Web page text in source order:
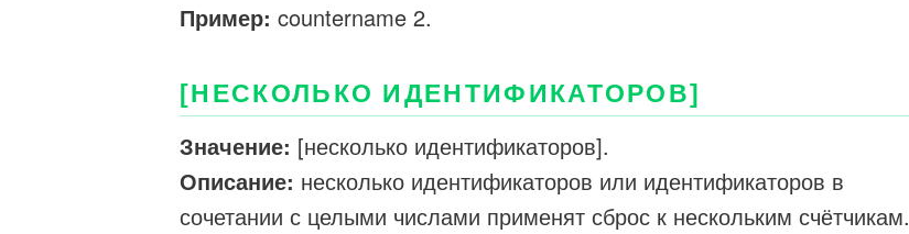
Пример: countername 2.
[НЕСКОЛЬКО ИДЕНТИФИКАТОРОВ]
Значение: [несколько идентификаторов].
Описание: несколько идентификаторов или идентификаторов в
сочетании с целыми числами применят сброс к нескольким счётчикам.